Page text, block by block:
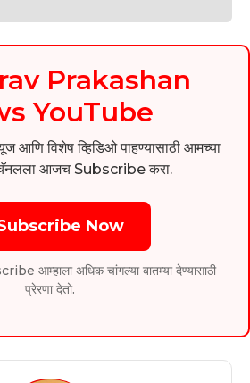
Prakashan
YouTube
आणि विशेष व्हिडिओ पाहण्यासाठी आमच्या
आजच Subscribe करा.
Now
आम्हाला अधिक चांगल्या बातम्या देण्यासाठी
प्रेरणा देतो.